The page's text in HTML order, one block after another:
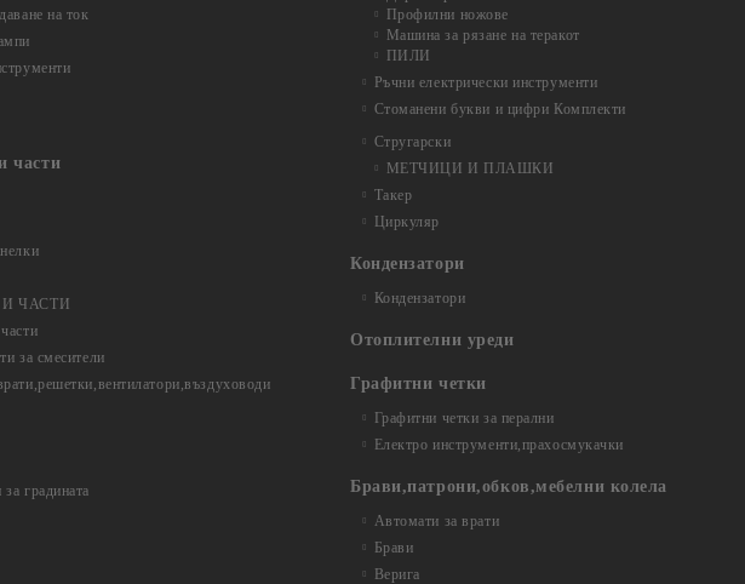
на ток
части
И ЧАСТИ
за смесители
градината
Профилни ножове
Машина за рязане на теракот
ПИЛИ
Ръчни електрически инструменти
Стоманени букви и цифри Комплекти
Стругарски
МЕТЧИЦИ И ПЛАШКИ
Такер
Циркуляр
Кондензатори
Кондензатори
Отоплителни уреди
Графитни четки
Графитни четки за перални
Електро инструменти,прахосмукачки
Брави,патрони,обков,мебелни колела
Автомати за врати
Брави
Верига